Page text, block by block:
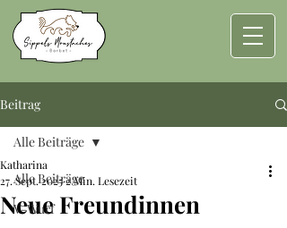
Beitrag
Alle Beiträge
V-Wurf
Alle Beiträge
Neue Freundinnen
Katharina
27. Sept. 20252 Min. Lesezeit